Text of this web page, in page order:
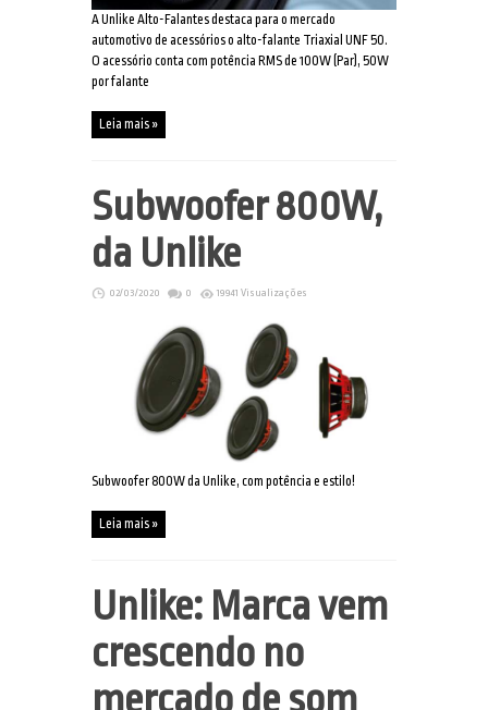
A Unlike Alto-Falantes destaca para o mercado
automotivo de acessórios o alto-falante Triaxial UNF 50.
O acessório conta com potência RMS de 100W (Par), 50W
por falante
Leia mais »
Subwoofer 800W,
da Unlike
02/03/2020 0 19941 Visualizações
Subwoofer 800W da Unlike, com potência e estilo!
Leia mais »
Unlike: Marca vem
crescendo no
mercado de som